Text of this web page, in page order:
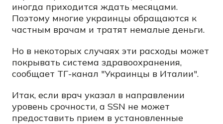
иногда приходится ждать месяцами.
Поэтому многие украинцы обращаются к
частным врачам и тратят немалые деньги.
Но в некоторых случаях эти расходы может
покрывать система здравоохранения,
сообщает ТГ-канал "Украинцы в Италии".
Итак, если врач указал в направлении
уровень срочности, а SSN не может
предоставить прием в установленные